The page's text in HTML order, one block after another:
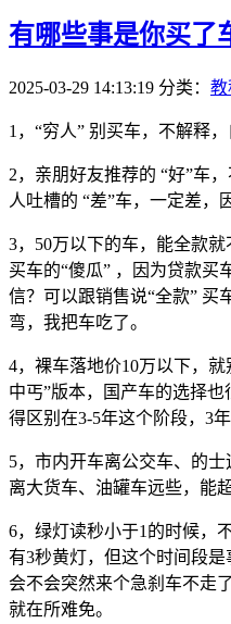
有哪些事是你买了
2025-03-29 14:13:19 分类： 教
1，“穷人” 别买车，不解释，
2，亲朋好友推荐的 “好”车
人吐槽的 “差”车，一定差，
3，50万以下的车，能全款
买车的“傻瓜” ，因为贷款买
信？可以跟销售说“全款” 买
弯，我把车吃了。
4，裸车落地价10万以下，
中丐”版本，国产车的选择
得区别在3-5年这个阶段，3
5，市内开车离公交车、的
离大货车、油罐车远些，能
6，绿灯读秒小于1的时候，
有3秒黄灯，但这个时间段
会不会突然来个急刹车不走
就在所难免。